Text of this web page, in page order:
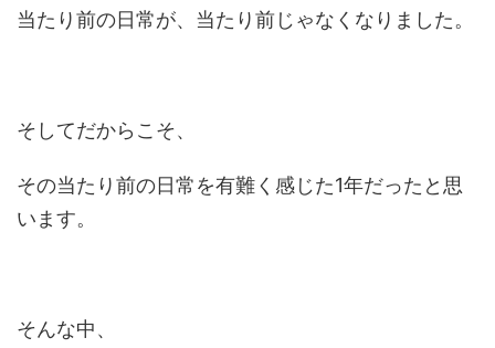
当たり前の日常が、当たり前じゃなくなりました。
そしてだからこそ、
その当たり前の日常を有難く感じた1年だったと思
います。
そんな中、